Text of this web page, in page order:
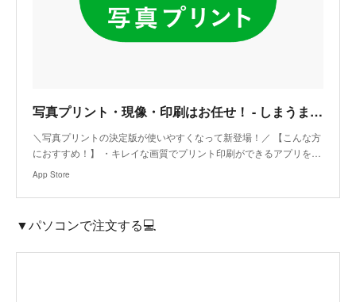
‎写真プリント・現像・印刷はお任せ！ - しまうまプリント
‎＼写真プリントの決定版が使いやすくなって新登場！／ 【こんな方
におすすめ！】 ・キレイな画質でプリント印刷ができるアプリを…
App Store
▼パソコンで注文する💻